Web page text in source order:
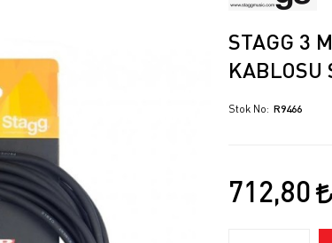
STAGG 3
KABLOSU
Stok No R9466
712,80